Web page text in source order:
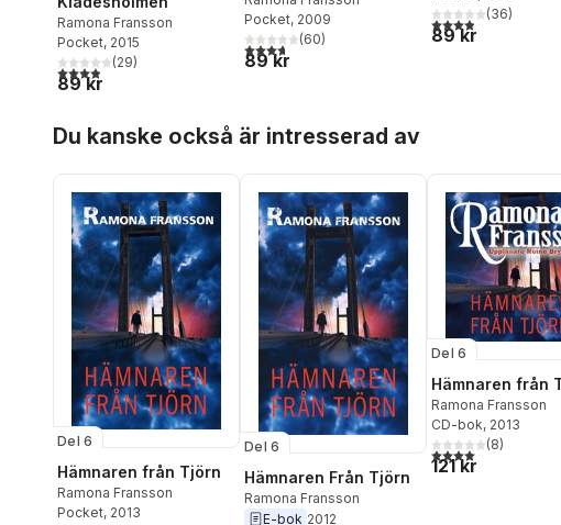
Ramona Fransson
Pocket, 2015
3,9utav 5 stjärnor. Totalt antal röster:
(29)
89 kr
Pocket, 2009
3,7utav 5 stjärnor. Totalt antal röster:
(60)
89 kr
3,9utav 5 stjärnor.
(36)
89 kr
Du kanske också är intresserad av
Del 6
Hämnaren från Tjörn
Ramona Fransson
Pocket, 2013
Del 6
Hämnaren Från Tjörn
Ramona Fransson
E-bok 2012
Del 6
Hämnaren från
Ramona Fransson
CD-bok, 2013
4,0utav 5 stjärnor.
(8)
121 kr